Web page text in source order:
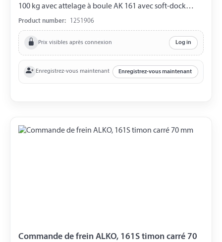
100 kg avec attelage à boule AK 161 avec soft-dock
Frein de roue 1637, 2051
Product number: 1251906
Prix visibles après connexion Log in
Enregistrez-vous maintenant Enregistrez-vous maintenant
Commande de frein ALKO, 161S timon carré 70